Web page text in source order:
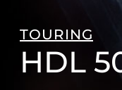
TOURING
HDL